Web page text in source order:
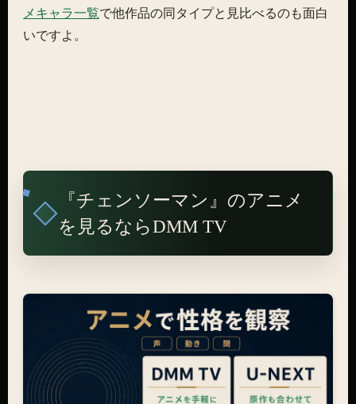
メキャラ一覧で他作品の同タイプと見比べるのも面白
いですよ。
『チェンソーマン』のアニメ
を見るならDMM TV